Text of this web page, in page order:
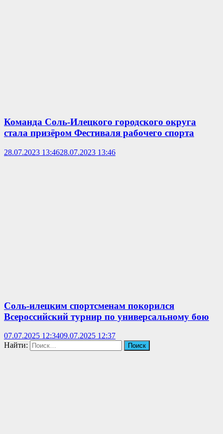
Команда Соль-Илецкого городского округа
стала призёром Фестиваля рабочего спорта
28.07.2023 13:4628.07.2023 13:46
Соль-илецким спортсменам покорился
Всероссийский турнир по универсальному бою
07.07.2025 12:3409.07.2025 12:37
Найти: